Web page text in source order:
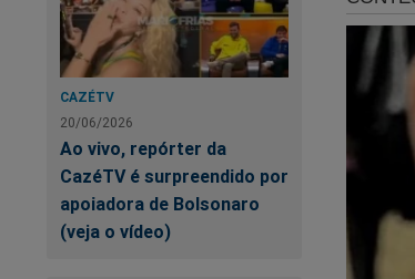
CAZÉTV
20/06/2026
Ao vivo, repórter da
CazéTV é surpreendido por
apoiadora de Bolsonaro
(veja o vídeo)